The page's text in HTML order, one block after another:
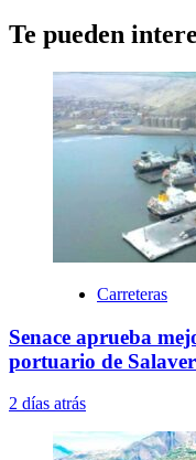
Te pueden
Carreteras
Senace aprueba
portuario de
2 días atrás